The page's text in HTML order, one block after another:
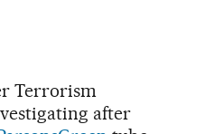
Terrorism
after